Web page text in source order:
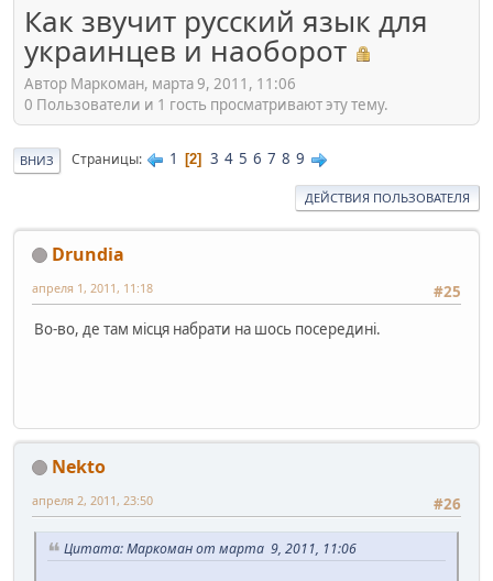
Как звучит русский язык для
украинцев и наоборот
Автор Маркоман, марта 9, 2011, 11:06
0 Пользователи и 1 гость просматривают эту тему.
ВНИЗ Страницы 1 2 3 4 5 6 7 8 9
ДЕЙСТВИЯ ПОЛЬЗОВАТЕЛЯ
Drundia
#25
апреля 1, 2011, 11:18
Во-во, де там місця набрати на шось посередині.
Nekto
#26
апреля 2, 2011, 23:50
Цитата: Маркоман от марта 9, 2011, 11:06